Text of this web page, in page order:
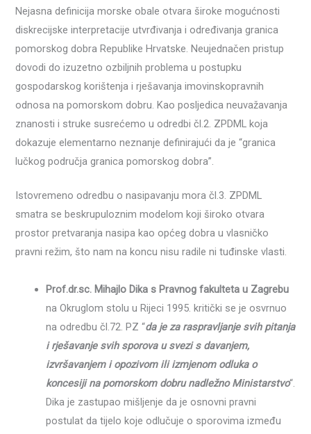
Nejasna definicija morske obale otvara široke mogućnosti
diskrecijske interpretacije utvrđivanja i određivanja granica
pomorskog dobra Republike Hrvatske. Neujednačen pristup
dovodi do izuzetno ozbiljnih problema u postupku
gospodarskog korištenja i rješavanja imovinskopravnih
odnosa na pomorskom dobru. Kao posljedica neuvažavanja
znanosti i struke susrećemo u odredbi čl.2. ZPDML koja
dokazuje elementarno neznanje definirajući da je “granica
lučkog područja granica pomorskog dobra”.
Istovremeno odredbu o nasipavanju mora čl.3. ZPDML
smatra se beskrupuloznim modelom koji široko otvara
prostor pretvaranja nasipa kao općeg dobra u vlasničko
pravni režim, što nam na koncu nisu radile ni tuđinske vlasti.
Prof.dr.sc. Mihajlo Dika s Pravnog fakulteta u Zagrebu
na Okruglom stolu u Rijeci 1995. kritički se je osvrnuo
na odredbu čl.72. PZ “da je za raspravljanje svih pitanja
i rješavanje svih sporova u svezi s davanjem,
izvršavanjem i opozivom ili izmjenom odluka o
koncesiji na pomorskom dobru nadležno Ministarstvo“.
Dika je zastupao mišljenje da je osnovni pravni
postulat da tijelo koje odlučuje o sporovima između